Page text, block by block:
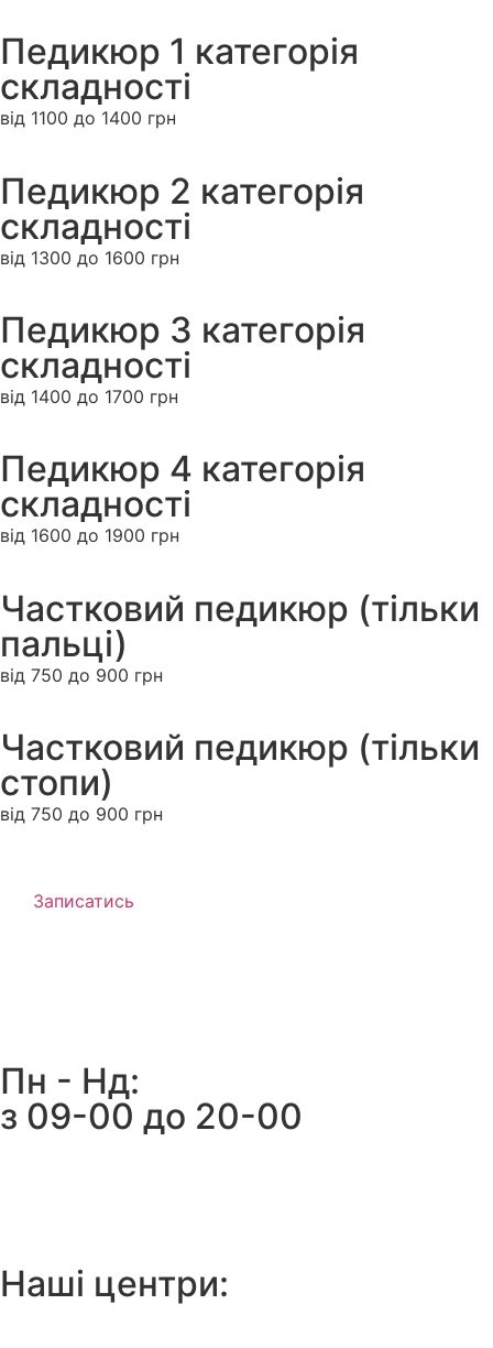
Педикюр 1 категорія
складності
від 1100 до 1400 грн
Педикюр 2 категорія
складності
від 1300 до 1600 грн
Педикюр 3 категорія
складності
від 1400 до 1700 грн
Педикюр 4 категорія
складності
від 1600 до 1900 грн
Частковий педикюр (тільки
пальці)
від 750 до 900 грн
Частковий педикюр (тільки
стопи)
від 750 до 900 грн
Записатись
Пн - Нд:
з 09-00 до 20-00
Наші центри: